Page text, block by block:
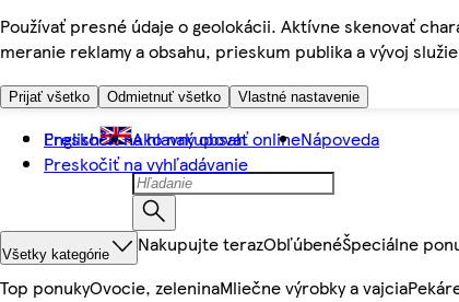
Používať presné údaje o geolokácii. Aktívne skenovať
meranie reklamy a obsahu, prieskum publika a vývoj
Prijať všetko Odmietnuť všetko Vlastné nastavenie
Preskočiť na hlavný obsah
Preskočiť na vyhľadávanie
English Ako nakupovať onlineNápoveda
Všetky kategórie Nakupujte terazObľúbenéŠpeciálne
Top ponukyOvocie, zeleninaMliečne výrobky a vajcia